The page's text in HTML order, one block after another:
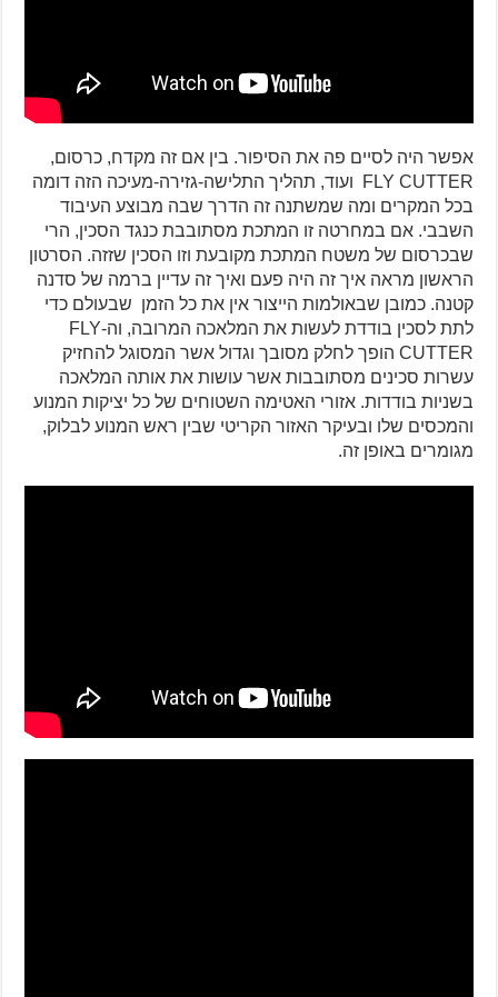
אפשר היה לסיים פה את הסיפור. בין אם זה מקדח, כרסום,
FLY CUTTER ועוד, תהליך התלישה-גזירה-מעיכה הזה דומה
בכל המקרים ומה שמשתנה זה הדרך שבה מבוצע העיבוד
השבבי. אם במחרטה זו המתכת מסתובבת כנגד הסכין, הרי
שבכרסום של משטח המתכת מקובעת וזו הסכין שזזה. הסרטון
הראשון מראה איך זה היה פעם ואיך זה עדיין ברמה של סדנה
קטנה. כמובן שבאולמות הייצור אין את כל הזמן שבעולם כדי
לתת לסכין בודדת לעשות את המלאכה המרובה, וה-FLY
CUTTER הופך לחלק מסובך וגדול אשר המסוגל להחזיק
עשרות סכינים מסתובבות אשר עושות את אותה המלאכה
בשניות בודדות. אזורי האטימה השטוחים של כל יציקות המנוע
והמכסים שלו ובעיקר האזור הקריטי שבין ראש המנוע לבלוק,
מגומרים באופן זה.